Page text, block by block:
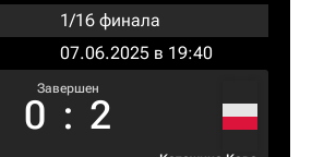
1/16 финала
07.06.2025 в 19:40
Завершен
0 : 2